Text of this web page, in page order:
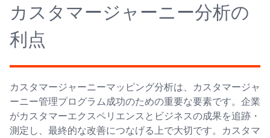
カスタマージャーニー分析の
利点
カスタマージャーニーマッピング分析は、カスタマージャ
ーニー管理プログラム成功のための重要な要素です。企業
がカスタマーエクスペリエンスとビジネスの成果を追跡・
測定し、最終的な改善につなげる上で大切です。カスタマ